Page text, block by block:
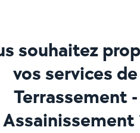
souhaitez
vos services de
Terrassement -
Assainissement